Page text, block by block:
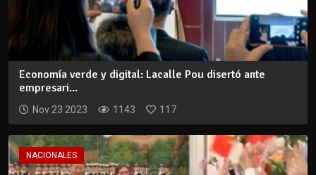
Economía verde y digital: Lacalle Pou disertó ante
empresari...
Nov 23 2023 1143 117
NACIONALES